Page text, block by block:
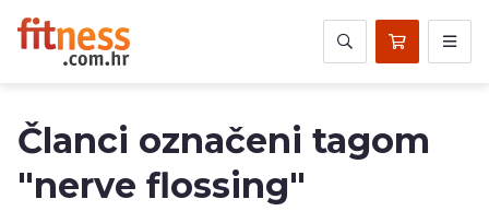
Članci označeni tagom
"nerve flossing"